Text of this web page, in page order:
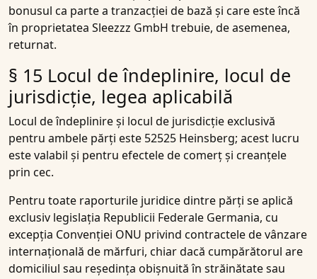
bonusul ca parte a tranzacției de bază și care este încă
în proprietatea Sleezzz GmbH trebuie, de asemenea,
returnat.
§ 15 Locul de îndeplinire, locul de
jurisdicție, legea aplicabilă
Locul de îndeplinire și locul de jurisdicție exclusivă
pentru ambele părți este 52525 Heinsberg; acest lucru
este valabil și pentru efectele de comerț și creanțele
prin cec.
Pentru toate raporturile juridice dintre părți se aplică
exclusiv legislația Republicii Federale Germania, cu
excepția Convenției ONU privind contractele de vânzare
internațională de mărfuri, chiar dacă cumpărătorul are
domiciliul sau reședința obișnuită în străinătate sau